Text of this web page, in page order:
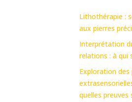
Lithothérapie :
aux pierres
Interprétation
relations : à qui
Exploration des
quelles preuves